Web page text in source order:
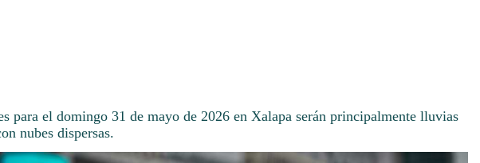
para el domingo 31 de mayo de 2026 en Xalapa serán principalmente lluvias
nubes dispersas.